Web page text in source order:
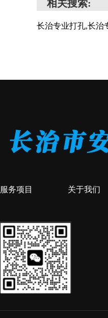
相关搜索:
长治专业打孔,长治
服务项目 关于我们